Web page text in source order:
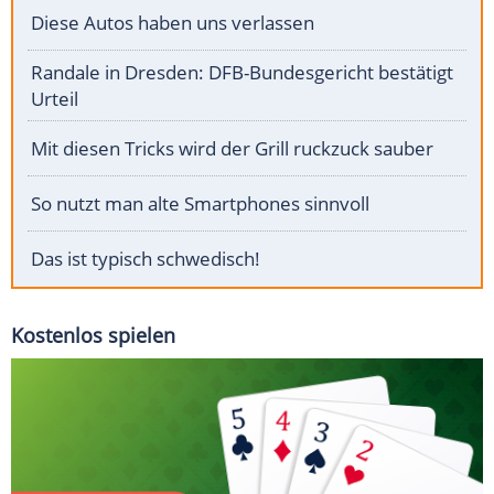
Diese Autos haben uns verlassen
Randale in Dresden: DFB-Bundesgericht bestätigt
Urteil
Mit diesen Tricks wird der Grill ruckzuck sauber
So nutzt man alte Smartphones sinnvoll
Das ist typisch schwedisch!
Kostenlos spielen